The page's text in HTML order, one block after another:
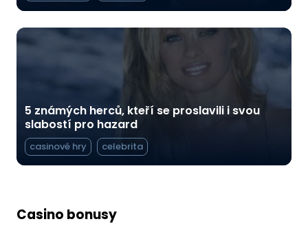
5 známých herců, kteří se proslavili i svou
slabostí pro hazard
casinové hry celebrita
Casino bonusy